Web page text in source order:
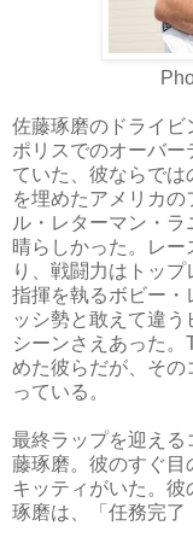
佐藤琢磨のドライビ
ポリスでのオーバー
ていた、彼ならで
を埋めたアメリカ
ル・レターマン・
晴らしかった。レ
り、戦闘力はトッ
指揮を執るボビー・
ッシ勢と敢えて違
シーンさえあった
めた彼らだが、その
っている。
最終ラップを迎える
藤琢磨。彼のすぐ目
キッティがいた。彼
琢磨は、「任務完了